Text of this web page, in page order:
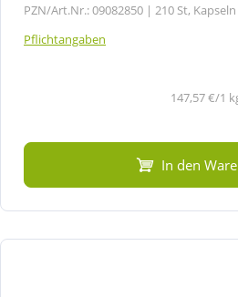
PZN/Art.Nr.: 09082850 | 210 St, Kapseln
Pflichtangaben
147,57 €/1
In den